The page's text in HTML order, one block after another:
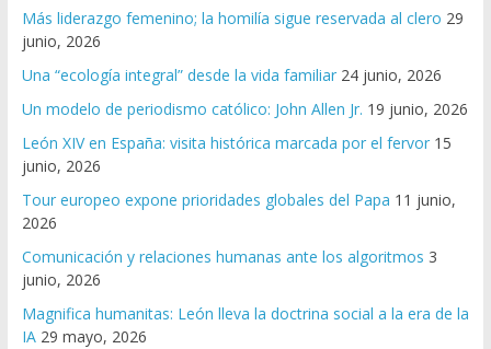
Más liderazgo femenino; la homilía sigue reservada al clero 29
junio, 2026
Una “ecología integral” desde la vida familiar 24 junio, 2026
Un modelo de periodismo católico: John Allen Jr. 19 junio, 2026
León XIV en España: visita histórica marcada por el fervor 15
junio, 2026
Tour europeo expone prioridades globales del Papa 11 junio,
2026
Comunicación y relaciones humanas ante los algoritmos 3
junio, 2026
Magnifica humanitas: León lleva la doctrina social a la era de la
IA 29 mayo, 2026